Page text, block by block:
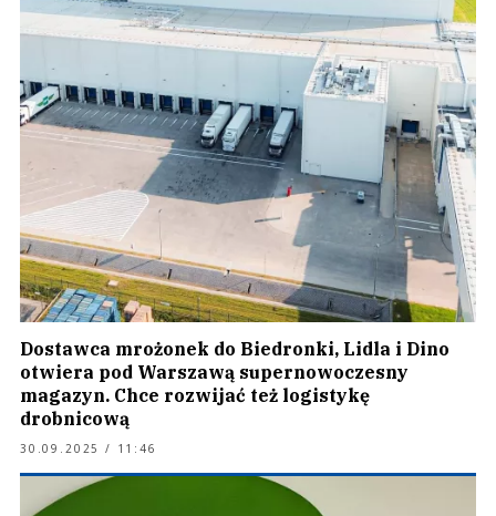
Dostawca mrożonek do Biedronki, Lidla i Dino
otwiera pod Warszawą supernowoczesny
magazyn. Chce rozwijać też logistykę
drobnicową
30.09.2025 / 11:46